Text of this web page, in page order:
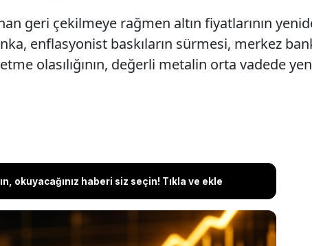
geri çekilmeye rağmen altın fiyatlarının
enflasyonist baskıların sürmesi, merkez
olasılığının, değerli metalin orta vadede
okuyacağınız haberi siz seçin! Tıkla ve ekle